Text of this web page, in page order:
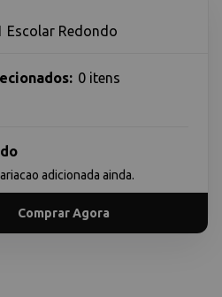
Escolar Redondo
0 itens
adicionada ainda.
Comprar Agora